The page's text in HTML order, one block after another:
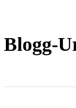
Blogg-